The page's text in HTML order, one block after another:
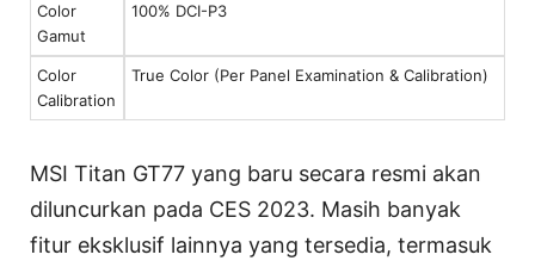
Color
Gamut
100% DCI-P3
Color
Calibration
True Color (Per Panel Examination & Calibration)
MSI Titan GT77 yang baru secara resmi akan
diluncurkan pada CES 2023. Masih banyak
fitur eksklusif lainnya yang tersedia, termasuk